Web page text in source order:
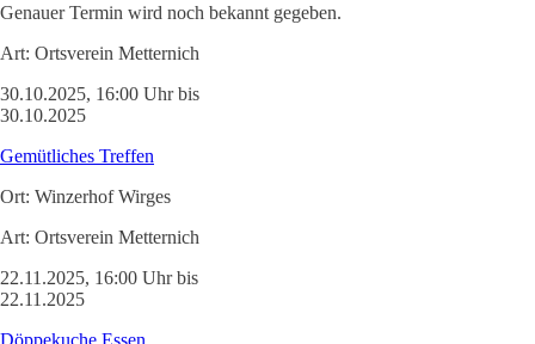
Genauer Termin wird noch bekannt gegeben.
Art: Ortsverein Metternich
30.10.2025, 16:00 Uhr bis
30.10.2025
Gemütliches Treffen
Ort: Winzerhof Wirges
Art: Ortsverein Metternich
22.11.2025, 16:00 Uhr bis
22.11.2025
Döppekuche Essen